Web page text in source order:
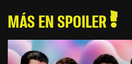
MÁS EN SPOILER